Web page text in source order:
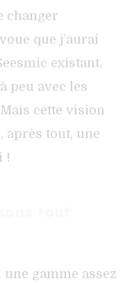
changer
que j’aurai
existant,
peu avec les
cette vision
après tout, une
!
gamme assez